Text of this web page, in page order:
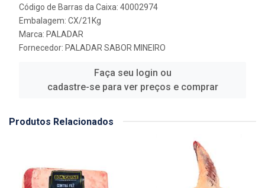
Código de Barras da Caixa: 40002974
Embalagem: CX/21Kg
Marca: PALADAR
Fornecedor: PALADAR SABOR MINEIRO
Faça seu login ou
cadastre-se para ver preços e comprar
Produtos Relacionados